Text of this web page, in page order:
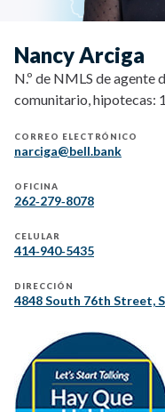
Nancy Arciga
N.º de NMLS de agente
comunitario, hipotecas:
CORREO ELECTRÓNICO
narciga@bell.bank
OFICINA
262‐279‐8078
CELULAR
414‐940‐5435
DIRECCIÓN
4848 South 76th Street,